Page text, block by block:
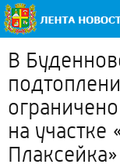
В
на участке
Плаксейка»